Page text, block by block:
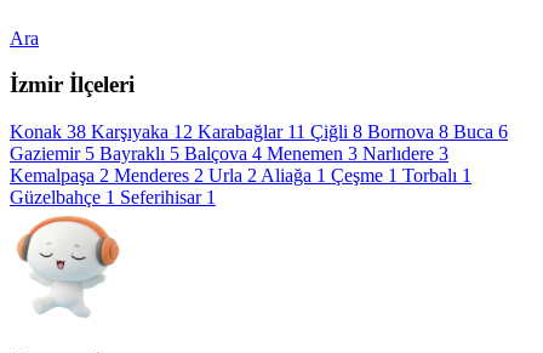
Ara
İzmir İlçeleri
Konak 38 Karşıyaka 12 Karabağlar 11 Çiğli 8 Bornova 8 Buca 6
Gaziemir 5 Bayraklı 5 Balçova 4 Menemen 3 Narlıdere 3
Kemalpaşa 2 Menderes 2 Urla 2 Aliağa 1 Çeşme 1 Torbalı 1
Güzelbahçe 1 Seferihisar 1